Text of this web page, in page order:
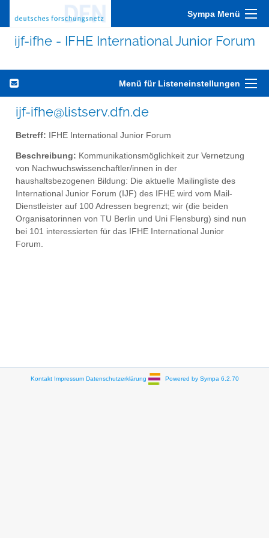
Sympa Menü
ijf-ifhe - IFHE International Junior Forum
Menü für Listeneinstellungen
ijf-ifhe@listserv.dfn.de
Betreff: IFHE International Junior Forum
Beschreibung: Kommunikationsmöglichkeit zur Vernetzung
von Nachwuchswissenchaftler/innen in der
haushaltsbezogenen Bildung: Die aktuelle Mailingliste des
International Junior Forum (IJF) des IFHE wird vom Mail-
Dienstleister auf 100 Adressen begrenzt; wir (die beiden
Organisatorinnen von TU Berlin und Uni Flensburg) sind nun
bei 101 interessierten für das IFHE International Junior
Forum.
Kontakt Impressum Datenschutzerklärung Powered by Sympa 6.2.70